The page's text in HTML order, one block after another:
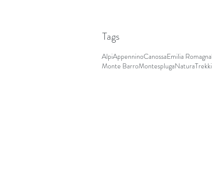
Tags
AlpiAppenninoCanossaEmilia Romagna
Monte BarroMontesplugaNatura